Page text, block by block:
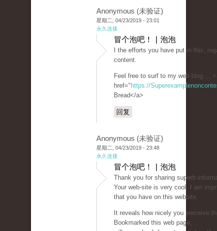
Anonymous (未验证)
星期二, 04/23/2019 - 23:01
永久连接
冒个泡吧！ | 泡泡
I the efforts you have put in this,
content.
Feel free to surf to my web blog ...
href=" https://
Bread</a>
回复
Anonymous (未验证)
星期二, 04/23/2019 - 23:48
永久连接
冒个泡吧！ | 泡泡
Thank you for sharing superb
Your web-site is very cool. I am
that you have on this website.
It reveals how nicely you perceive
Bookmarked this web page,